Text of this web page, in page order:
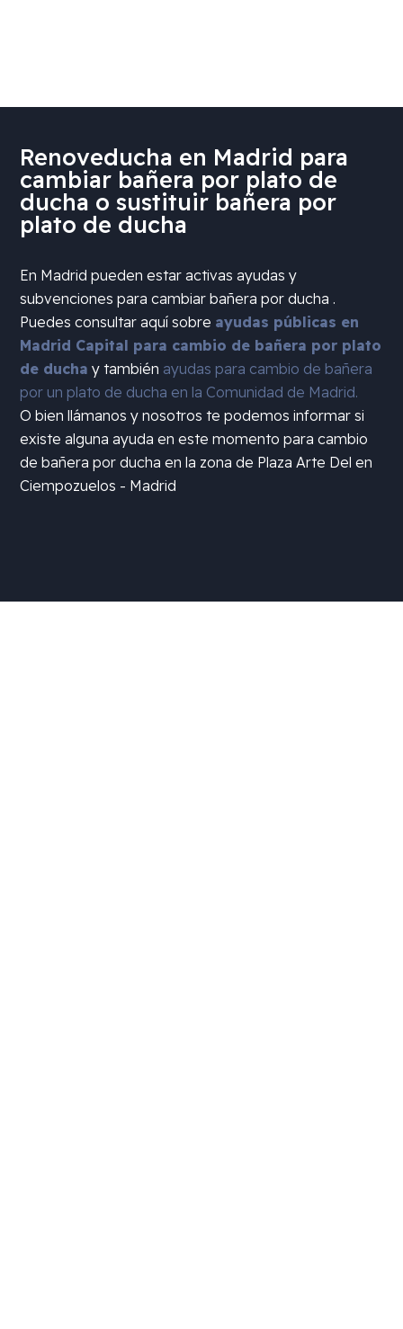
Renoveducha en Madrid para
cambiar bañera por plato de
ducha o sustituir bañera por
plato de ducha
En Madrid pueden estar activas ayudas y
subvenciones para cambiar bañera por ducha .
Puedes consultar aquí sobre ayudas públicas en
Madrid Capital para cambio de bañera por plato
de ducha y también ayudas para cambio de bañera
por un plato de ducha en la Comunidad de Madrid.
O bien llámanos y nosotros te podemos informar si
existe alguna ayuda en este momento para cambio
de bañera por ducha en la zona de Plaza Arte Del en
Ciempozuelos - Madrid